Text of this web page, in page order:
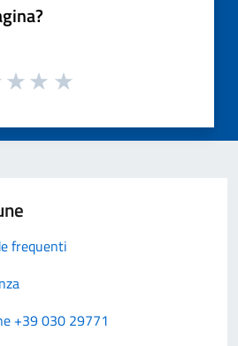
frequenti
+39 030 29771